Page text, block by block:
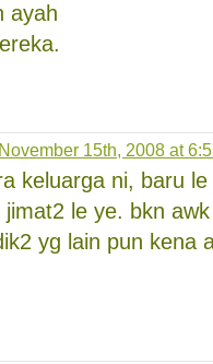
ayah
November 15th, 2008 at
keluarga ni, baru
le ye. bkn
yg lain pun kena